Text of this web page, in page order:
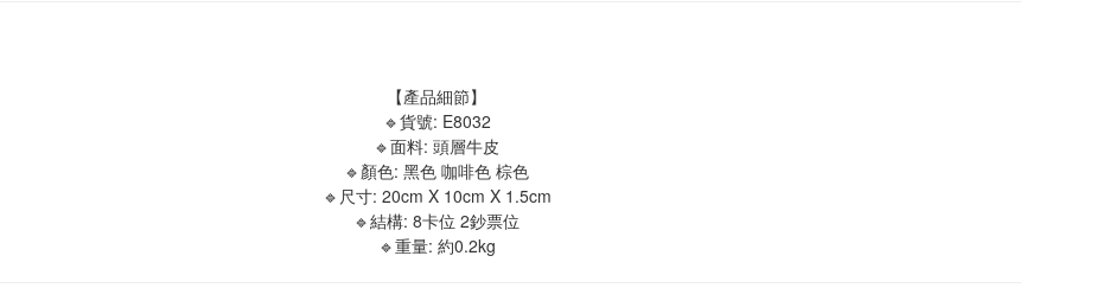
【產品細節】
🔹貨號: E8032
🔹面料: 頭層牛皮
🔹顏色: 黑色 咖啡色 棕色
🔹尺寸: 20cm X 10cm X 1.5cm
🔹結構: 8卡位 2鈔票位
🔹重量: 約0.2kg